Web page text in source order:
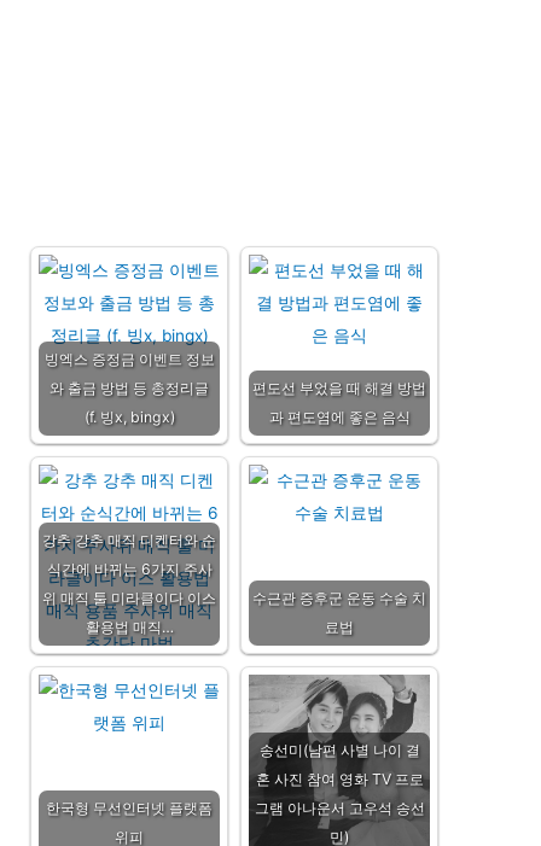
빙엑스 증정금 이벤트 정보
와 출금 방법 등 총정리글
(f. 빙x, bingx)
편도선 부었을 때 해결 방법
과 편도염에 좋은 음식
강추 강추 매직 디켄터와 순
식간에 바뀌는 6가지 주사
위 매직 툴 미라클이다 이스
활용법 매직…
수근관 증후군 운동 수술 치
료법
한국형 무선인터넷 플랫폼
위피
송선미(남편 사별 나이 결
혼 사진 참여 영화 TV 프로
그램 아나운서 고우석 송선
민)